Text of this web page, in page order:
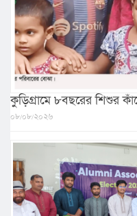
কুড়িগ্রামে ৮বছরের শিশুর
০৮/০৮/২০২৬